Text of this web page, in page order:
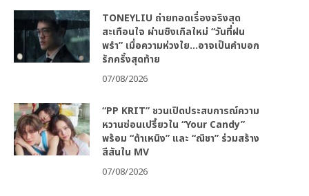
TONEYLIU ถ่ายทอดเรื่องจริงสุด
สะเทือนใจ ผ่านซิงเกิลใหม่ “วันที่ฝน
พรำ” เมื่อความห่วงใย…อาจเป็นคำบอก
รักครั้งสุดท้าย
07/08/2026
“PP KRIT” ชวนเปิดประสบการณ์ความ
หวานซ่อนเปรี้ยวใน “Your Candy”
พร้อม “ต้าเหนิง” และ “ณิชา” ร่วมสร้าง
สีสันใน MV
07/08/2026